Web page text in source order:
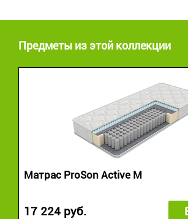
Предметы из этой коллекции
Матрас ProSon Active M
17 224 руб.